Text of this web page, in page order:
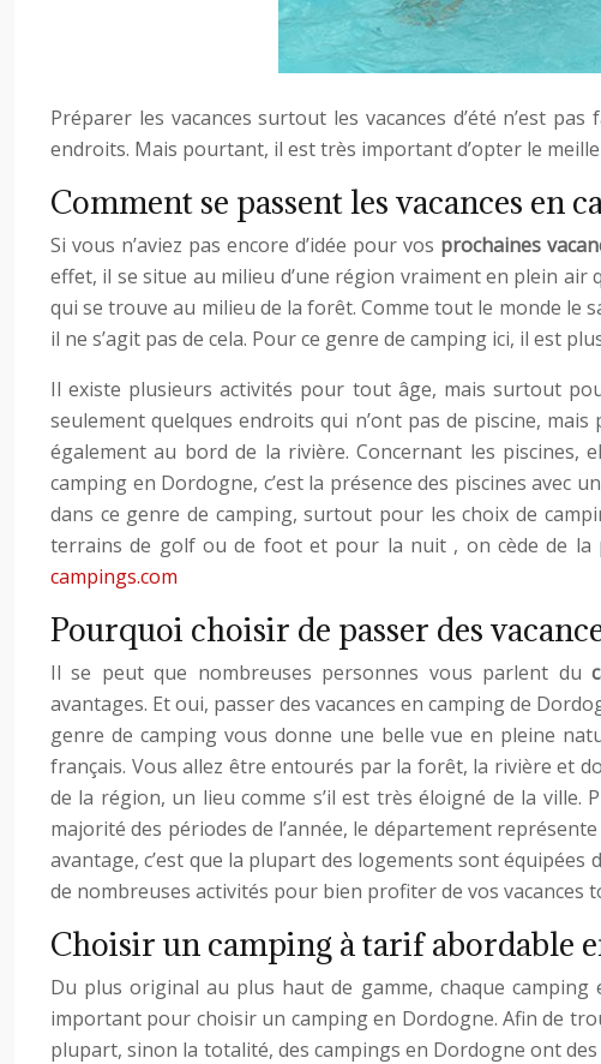
Préparer les vacances surtout les vacances d’été n’est
endroits. Mais pourtant, il est très important d’opter le
Comment se passent les vacances en
Si vous n’aviez pas encore d’idée pour vos prochaines
effet, il se situe au milieu d’une région vraiment en plein air
qui se trouve au milieu de la forêt. Comme tout le monde le
il ne s’agit pas de cela. Pour ce genre de camping ici, il est
Il existe plusieurs activités pour tout âge, mais surtout
seulement quelques endroits qui n’ont pas de piscine,
également au bord de la rivière. Concernant les
camping en Dordogne, c’est la présence des piscines avec
dans ce genre de camping, surtout pour les choix de
terrains de golf ou de foot et pour la nuit , on cède de la
campings.com
Pourquoi choisir de passer des
Il se peut que nombreuses personnes vous parlent du
avantages. Et oui, passer des vacances en camping de
genre de camping vous donne une belle vue en pleine
français. Vous allez être entourés par la forêt, la rivière et
de la région, un lieu comme s’il est très éloigné de la ville.
majorité des périodes de l’année, le département
avantage, c’est que la plupart des logements sont
de nombreuses activités pour bien profiter de vos vacances
Choisir un camping à tarif abordable
Du plus original au plus haut de gamme, chaque
important pour choisir un camping en Dordogne. Afin de
plupart, sinon la totalité, des campings en Dordogne ont